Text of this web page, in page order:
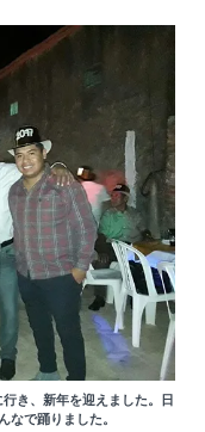
き、新年を迎えました。日
なで踊りました。